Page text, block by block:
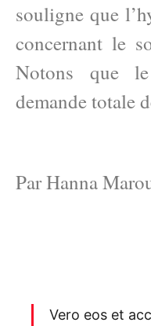
souligne que
concernant le
Notons que
demande totale
Par Hanna
Vero eos et